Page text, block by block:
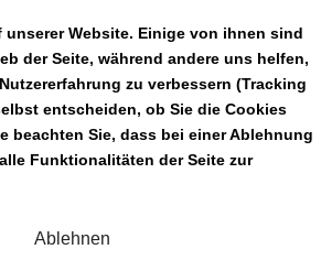
unserer Website. Einige von ihnen sind
der Seite, während andere uns helfen,
zu verbessern (Tracking
entscheiden, ob Sie die Cookies
beachten Sie, dass bei einer Ablehnung
Funktionalitäten der Seite zur
Ablehnen